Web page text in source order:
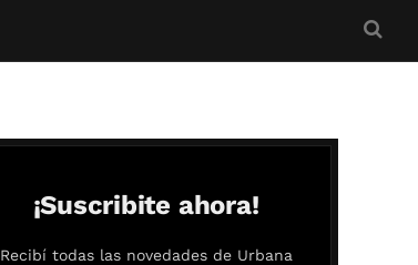
¡Suscribite ahora!
Recibí todas las novedades de Urbana